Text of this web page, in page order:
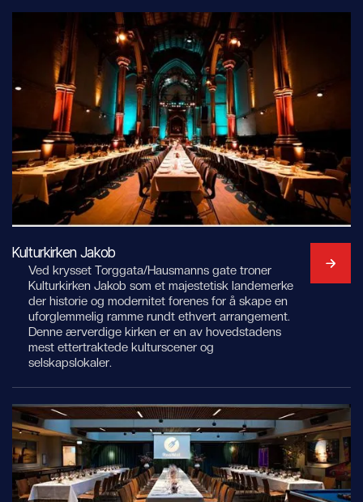
Kulturkirken Jakob
Ved krysset Torggata/Hausmanns gate troner
Kulturkirken Jakob som et majestetisk landemerke
der historie og modernitet forenes for å skape en
uforglemmelig ramme rundt ethvert arrangement.
Denne ærverdige kirken er en av hovedstadens
mest ettertraktede kulturscener og
selskapslokaler.